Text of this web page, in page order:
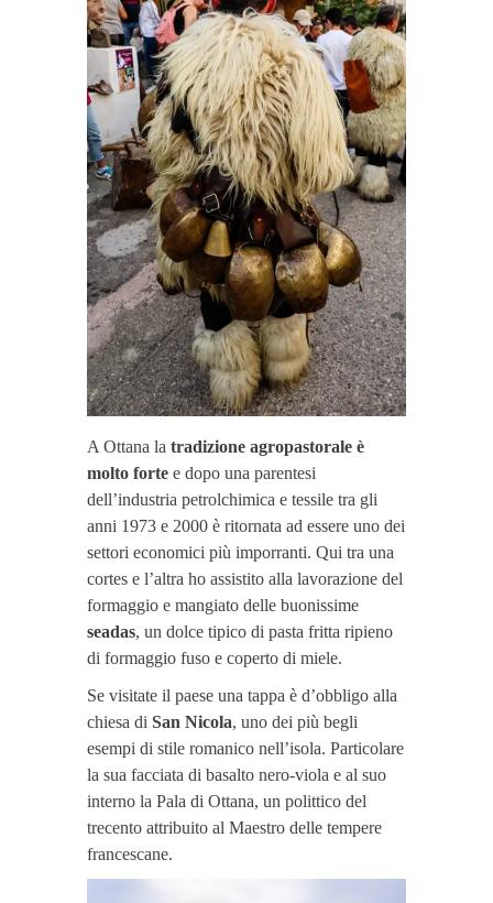
A Ottana la tradizione agropastorale è
molto forte e dopo una parentesi
dell’industria petrolchimica e tessile tra gli
anni 1973 e 2000 è ritornata ad essere uno dei
settori economici più imporranti. Qui tra una
cortes e l’altra ho assistito alla lavorazione del
formaggio e mangiato delle buonissime
seadas, un dolce tipico di pasta fritta ripieno
di formaggio fuso e coperto di miele.
Se visitate il paese una tappa è d’obbligo alla
chiesa di San Nicola, uno dei più begli
esempi di stile romanico nell’isola. Particolare
la sua facciata di basalto nero-viola e al suo
interno la Pala di Ottana, un polittico del
trecento attribuito al Maestro delle tempere
francescane.